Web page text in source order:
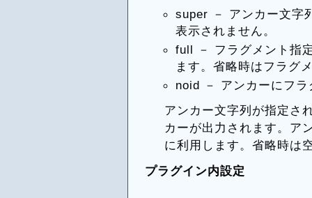
super － アンカー文字
表示されません。
full － フラグメント指
ます。省略時はフラグ
noid － アンカーにフ
アンカー文字列が指定さ
カーが出力されます。ア
に利用します。省略時は
プラグイン内設定